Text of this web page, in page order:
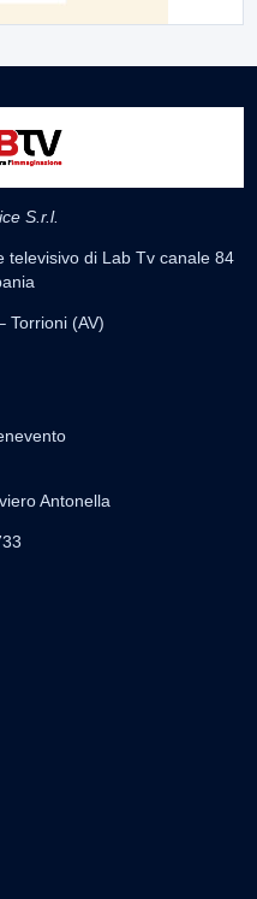
S.r.l.
televisivo di Lab Tv canale 84
Torrioni (AV)
Antonella